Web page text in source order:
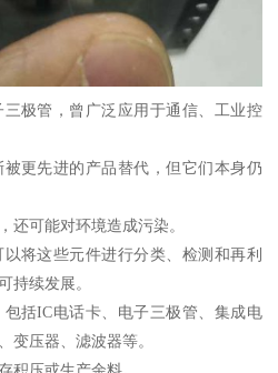
极管，曾广泛应用于通信、工业控
更先进的产品替代，但它们本身仍
还可能对环境造成污染。
将这些元件进行分类、检测和再利
持续发展。
括IC电话卡、电子三极管、集成电
变压器、滤波器等。